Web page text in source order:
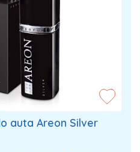
auta Areon Silver